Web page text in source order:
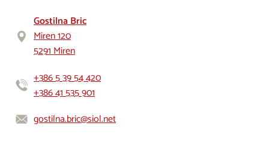
Gostilna Bric
Miren 120
5291 Miren
+386 5 39 54 420
+386 41 535 901
gostilna.bric@siol.net